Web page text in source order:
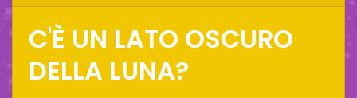
C'È UN LATO OSCURO
DELLA LUNA?